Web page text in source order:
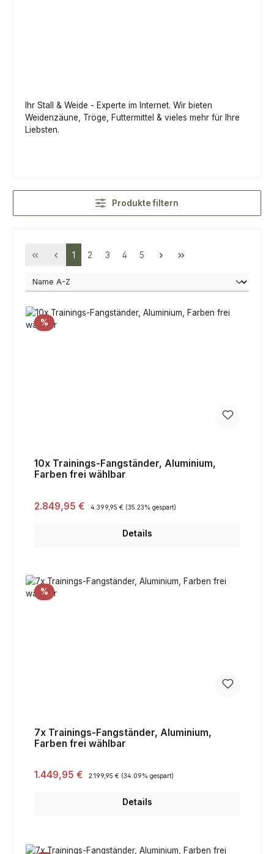
Ihr Stall & Weide - Experte im Internet. Wir bieten
Weidenzäune, Tröge, Futtermittel & vieles mehr für Ihre
Liebsten.
Produkte filtern
Seite
1 Seite
2 Seite
3 Seite
4 Seite
5
%Rabatt
10x Trainings-Fangständer, Aluminium,
Farben frei wählbar
Verkaufspreis:
2.849,95 € Regulärer Preis:
4.399,95 € (35.23% gespart)
Details
%Rabatt
7x Trainings-Fangständer, Aluminium,
Farben frei wählbar
Verkaufspreis:
1.449,95 € Regulärer Preis:
2.199,95 € (34.09% gespart)
Details